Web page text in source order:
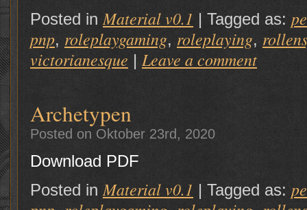
Posted in Material v0.1 | Tagged as:
pnp, roleplaygaming, roleplaying,
victorianesque | Leave a comment
Archetypen
Posted on Oktober 23rd, 2020
Download PDF
Posted in Material v0.1 | Tagged as: